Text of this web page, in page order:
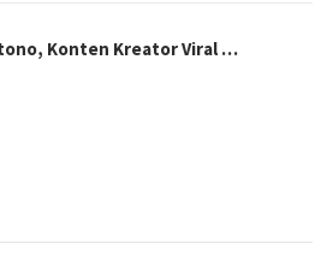
Konten Kreator Viral …